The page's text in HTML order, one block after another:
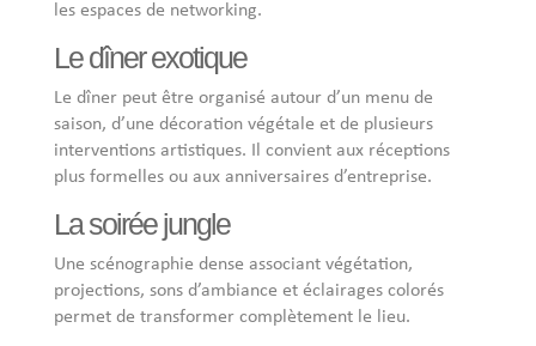
les espaces de networking.
Le dîner exotique
Le dîner peut être organisé autour d’un menu de
saison, d’une décoration végétale et de plusieurs
interventions artistiques. Il convient aux réceptions
plus formelles ou aux anniversaires d’entreprise.
La soirée jungle
Une scénographie dense associant végétation,
projections, sons d’ambiance et éclairages colorés
permet de transformer complètement le lieu.